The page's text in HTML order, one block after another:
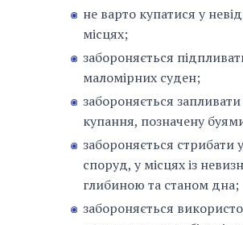
не варто купатися у
місцях;
забороняється
маломірних суден;
забороняється
купання, позначену
забороняється стрибати
споруд, у місцях із
глибиною та станом дна;
забороняється